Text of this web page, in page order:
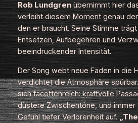
Rob Lundgrenübernimmt hier
verleiht diesem Moment genau
den er braucht. Seine Stimme
Entsetzen, Aufbegehren und
beeindruckender Intensität.
Der Song webt neue Fäden in die
verdichtet die Atmosphäre
sich facettenreich: kraftvolle
düstere Zwischentöne, und
Gefühl tiefer Verlorenheit auf.